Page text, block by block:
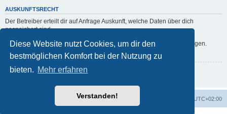
Diese Website nutzt Cookies, um dir den
bestmöglichen Komfort bei der Nutzung zu
bieten. Mehr erfahren
Verstanden!
AUSKUNFTSRECHT
Der Betreiber erteilt dir auf Anfrage Auskunft, welche Daten über dich
gespeichert sind.
Du kannst jederzeit die Löschung bzw. Sperrung deiner Daten verlangen.
Kontaktiere hierzu bitte den Betreiber.
Zurück zur Anmeldemaske
UTC+02:00